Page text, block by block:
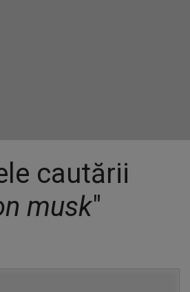
cautării
musk"